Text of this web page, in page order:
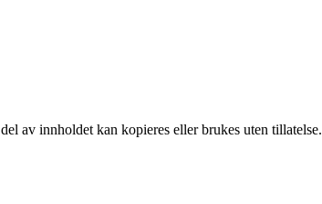
av innholdet kan kopieres eller brukes uten tillatelse.